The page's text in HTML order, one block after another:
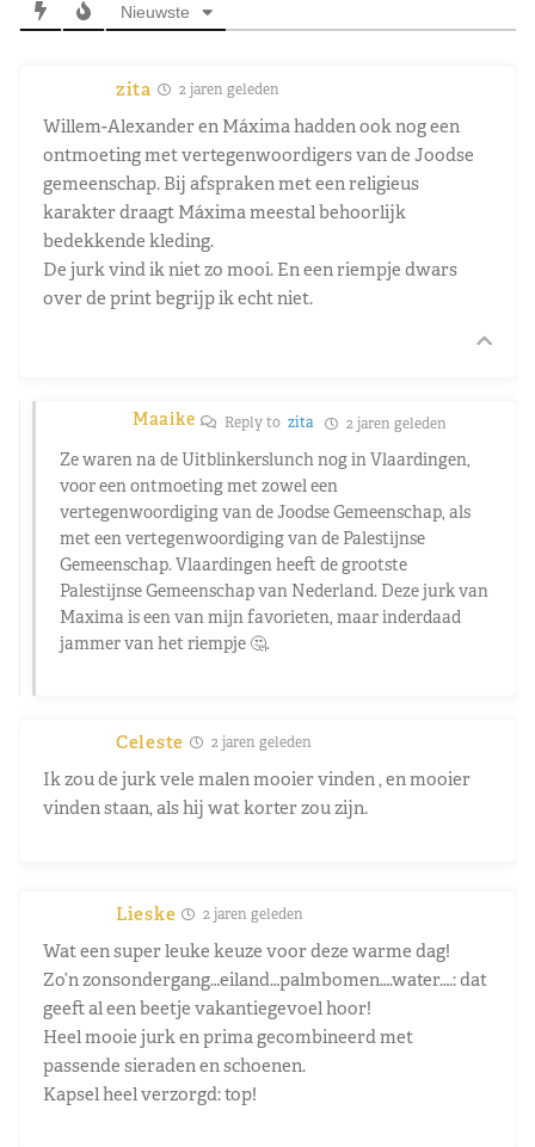
Nieuwste
zita 2 jaren geleden
Willem-Alexander en Máxima hadden ook nog een
ontmoeting met vertegenwoordigers van de Joodse
gemeenschap. Bij afspraken met een religieus
karakter draagt Máxima meestal behoorlijk
bedekkende kleding.
De jurk vind ik niet zo mooi. En een riempje dwars
over de print begrijp ik echt niet.
Maaike Reply tozita 2 jaren geleden
Ze waren na de Uitblinkerslunch nog in Vlaardingen,
voor een ontmoeting met zowel een
vertegenwoordiging van de Joodse Gemeenschap, als
met een vertegenwoordiging van de Palestijnse
Gemeenschap. Vlaardingen heeft de grootste
Palestijnse Gemeenschap van Nederland. Deze jurk van
Maxima is een van mijn favorieten, maar inderdaad
jammer van het riempje 🤔.
Celeste 2 jaren geleden
Ik zou de jurk vele malen mooier vinden , en mooier
vinden staan, als hij wat korter zou zijn.
Lieske 2 jaren geleden
Wat een super leuke keuze voor deze warme dag!
Zo’n zonsondergang…eiland…palmbomen….water….: dat
geeft al een beetje vakantiegevoel hoor!
Heel mooie jurk en prima gecombineerd met
passende sieraden en schoenen.
Kapsel heel verzorgd: top!